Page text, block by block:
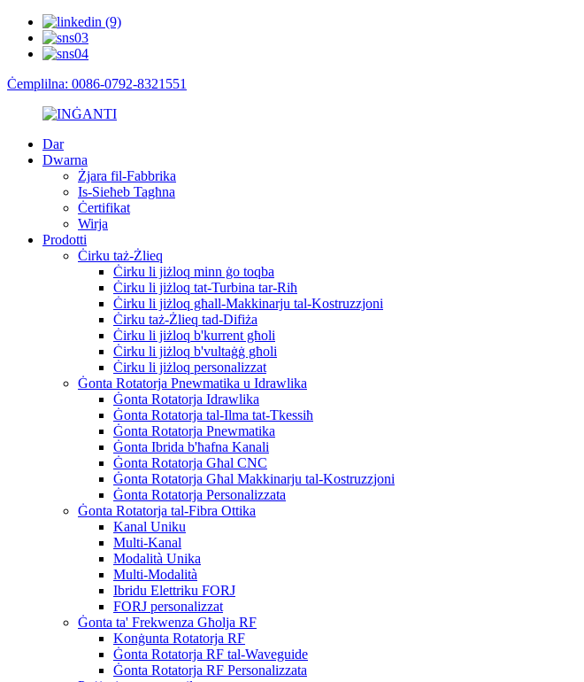
Ċemplilna: 0086-0792-8321551
Dar
Dwarna
Żjara fil-Fabbrika
Is-Sieħeb Tagħna
Ċertifikat
Wirja
Prodotti
Ċirku taż-Żlieq
Ċirku li jiżloq minn ġo toqba
Ċirku li jiżloq tat-Turbina tar-Riħ
Ċirku li jiżloq għall-Makkinarju tal-Kostruzzjoni
Ċirku taż-Żlieq tad-Difiża
Ċirku li jiżloq b'kurrent għoli
Ċirku li jiżloq b'vultaġġ għoli
Ċirku li jiżloq personalizzat
Ġonta Rotatorja Pnewmatika u Idrawlika
Ġonta Rotatorja Idrawlika
Ġonta Rotatorja tal-Ilma tat-Tkessiħ
Ġonta Rotatorja Pnewmatika
Ġonta Ibrida b'ħafna Kanali
Ġonta Rotatorja Għal CNC
Ġonta Rotatorja Għal Makkinarju tal-Kostruzzjoni
Ġonta Rotatorja Personalizzata
Ġonta Rotatorja tal-Fibra Ottika
Kanal Uniku
Multi-Kanal
Modalità Unika
Multi-Modalità
Ibridu Elettriku FORJ
FORJ personalizzat
Ġonta ta' Frekwenza Għolja RF
Konġunta Rotatorja RF
Ġonta Rotatorja RF tal-Waveguide
Ġonta Rotatorja RF Personalizzata